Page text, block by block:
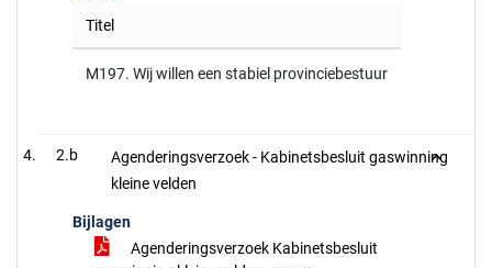
Titel
M197. Wij willen een stabiel provinciebestuur
2.b
Agenderingsverzoek - Kabinetsbesluit gaswinning
kleine velden
Bijlagen
Agenderingsverzoek Kabinetsbesluit